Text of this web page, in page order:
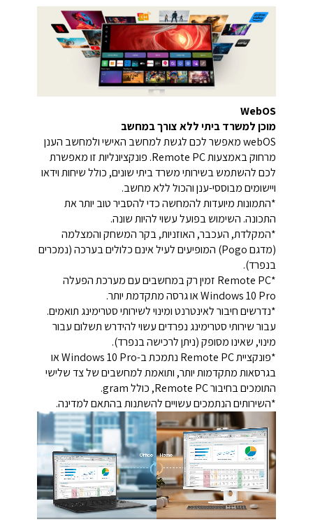
WebOS
מוכן למשרד ביתי ללא צורך במחשב
webOS מאפשר לכם לגשת למחשב האישי ולמחשב הענן
מרחוק באמצעות Remote PC. פונקציונליות זו מאפשרת
לכם להשתמש בשירותי משרד ביתי שונים, כולל שיחות וידאו
ויישומים מבוססי-ענן והכול ללא מחשב.
*התמונות מיועדות להמחשה כדי להסביר טוב יותר את
התכונה. השימוש בפועל עשוי להיות שונה.
*המקלדת, העכבר, האוזניות, בקר המשחק והמצלמה
(מדגם Pogo) המופיעים לעיל אינם כלולים בערכה (נמכרים
בנפרד).
‏*Remote PC זמין רק במחשבים עם מערכת הפעלה
Windows 10 Pro או גרסה מתקדמת יותר.
*נדרשים חיבור לאינטרנט ומינוי לשירותי סטרימינג תואמים.
עבור שירותי סטרימינג נפרדים עשוי להידרש תשלום עבור
מינוי, שאינו מסופק (ניתן לרכישה בנפרד).
‏*פונקציית Remote PC נתמכת ב-Windows 10 Pro או
בגרסאות מתקדמות יותר, ותואמת למחשבים של צד שלישי
התומכים בחיבור Remote PC, כולל gram.
*השירותים הנתמכים עשויים להשתנות בהתאם למדינה.